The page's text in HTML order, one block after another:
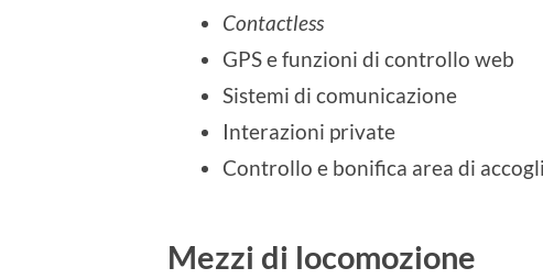
Contactless
GPS e funzioni di controllo web
Sistemi di comunicazione
Interazioni private
Controllo e bonifica area di
Mezzi di locomozione